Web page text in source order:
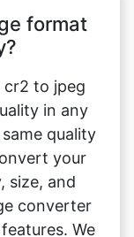
in any
quality
your
size, and
converter
We
have the
a phone,
this tool